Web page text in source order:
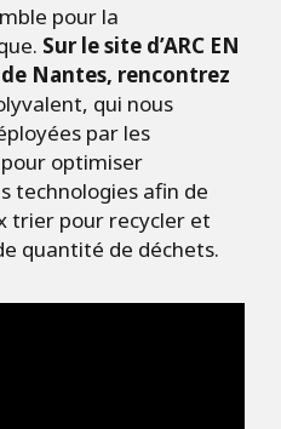
pour la
Sur le site d’ARC EN
Nantes, rencontrez
qui nous
par les
pour optimiser
technologies afin de
trier pour recycler et
quantité de déchets.